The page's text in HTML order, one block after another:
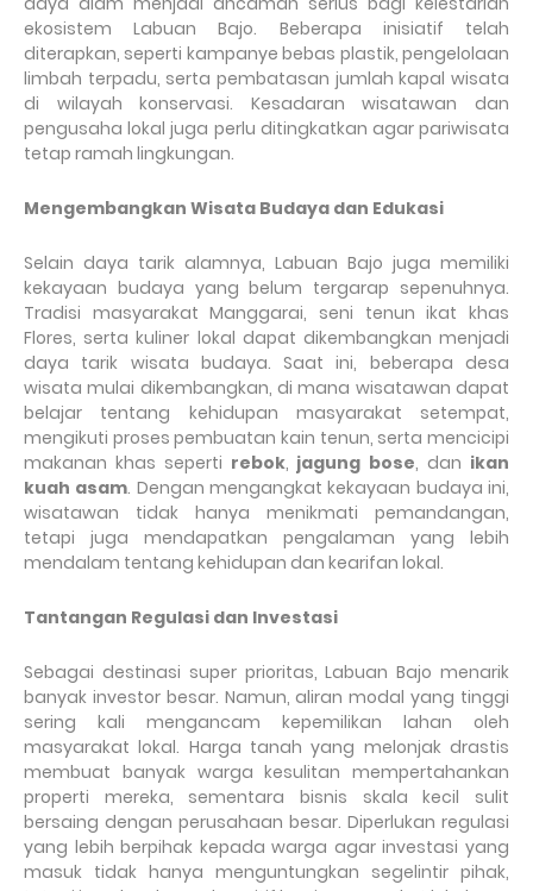
ekosistem Labuan Bajo. Beberapa inisiatif telah
diterapkan, seperti kampanye bebas plastik, pengelolaan
limbah terpadu, serta pembatasan jumlah kapal wisata
di wilayah konservasi. Kesadaran wisatawan dan
pengusaha lokal juga perlu ditingkatkan agar pariwisata
tetap ramah lingkungan.
Mengembangkan Wisata Budaya dan Edukasi
Selain daya tarik alamnya, Labuan Bajo juga memiliki
kekayaan budaya yang belum tergarap sepenuhnya.
Tradisi masyarakat Manggarai, seni tenun ikat khas
Flores, serta kuliner lokal dapat dikembangkan menjadi
daya tarik wisata budaya. Saat ini, beberapa desa
wisata mulai dikembangkan, di mana wisatawan dapat
belajar tentang kehidupan masyarakat setempat,
mengikuti proses pembuatan kain tenun, serta mencicipi
makanan khas seperti rebok, jagung bose, dan ikan
kuah asam. Dengan mengangkat kekayaan budaya ini,
wisatawan tidak hanya menikmati pemandangan,
tetapi juga mendapatkan pengalaman yang lebih
mendalam tentang kehidupan dan kearifan lokal.
Tantangan Regulasi dan Investasi
Sebagai destinasi super prioritas, Labuan Bajo menarik
banyak investor besar. Namun, aliran modal yang tinggi
sering kali mengancam kepemilikan lahan oleh
masyarakat lokal. Harga tanah yang melonjak drastis
membuat banyak warga kesulitan mempertahankan
properti mereka, sementara bisnis skala kecil sulit
bersaing dengan perusahaan besar. Diperlukan regulasi
yang lebih berpihak kepada warga agar investasi yang
masuk tidak hanya menguntungkan segelintir pihak,